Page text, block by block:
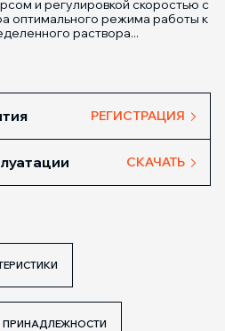
и регулировкой скоростью с
оптимального режима работы к
раствора...
РЕГИСТРАЦИЯ
СКАЧАТЬ
ПРИНАДЛЕЖНОСТИ